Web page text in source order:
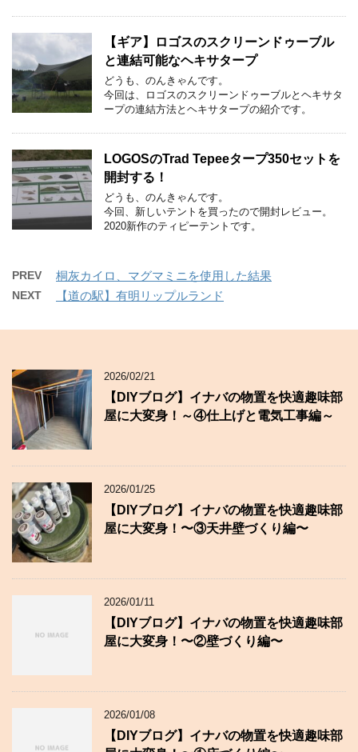
【ギア】ロゴスのスクリーンドゥーブル
と連結可能なヘキサタープ
どうも、のんきゃんです。
今回は、ロゴスのスクリーンドゥーブルとヘキサタ
ープの連結方法とヘキサタープの紹介です。
LOGOSのTrad Tepeeタープ350セットを
開封する！
どうも、のんきゃんです。
今回、新しいテントを買ったので開封レビュー。
2020新作のティピーテントです。
PREV 桐灰カイロ、マグマミニを使用した結果
NEXT 【道の駅】有明リップルランド
2026/02/21
【DIYブログ】イナバの物置を快適趣味部
屋に大変身！～④仕上げと電気工事編～
2026/01/25
【DIYブログ】イナバの物置を快適趣味部
屋に大変身！〜③天井壁づくり編〜
2026/01/11
【DIYブログ】イナバの物置を快適趣味部
屋に大変身！〜②壁づくり編〜
2026/01/08
【DIYブログ】イナバの物置を快適趣味部